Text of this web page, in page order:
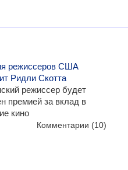
режиссеров США
Ридли Скотта
режиссер будет
премией за вклад в
кино
Комментарии (10)